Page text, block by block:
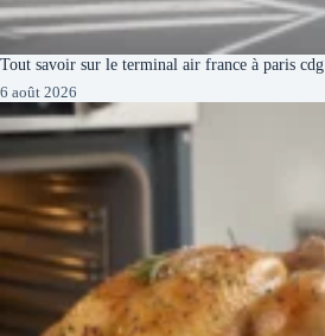
Tout savoir sur le terminal air france à paris cdg
6 août 2026